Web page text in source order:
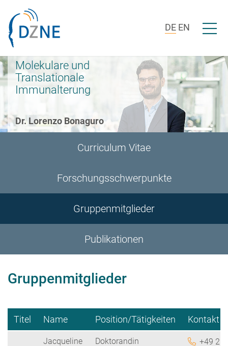
DE EN Menü
Molekulare und
Translationale
Immunalterung
Dr. Lorenzo Bonaguro
Curriculum Vitae
Forschungsschwerpunkte
Gruppenmitglieder
Publikationen
Gruppenmitglieder
Titel Name Position/Tätigkeiten Kontakt
Jacqueline
Doktorandin +49